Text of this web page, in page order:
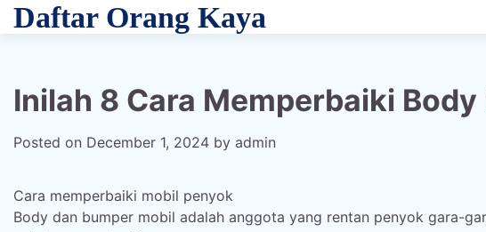
Skip
toDaftar Orang Kaya
Inilah 8 Cara Memperbaiki
Posted on December 1, 2024 by admin
Cara memperbaiki mobil penyok
Body dan bumper mobil adalah anggota yang rentan penyok gara-